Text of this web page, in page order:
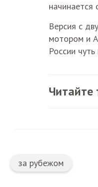
начинается
Версия с
мотором и
России
Читайте
за рубежом